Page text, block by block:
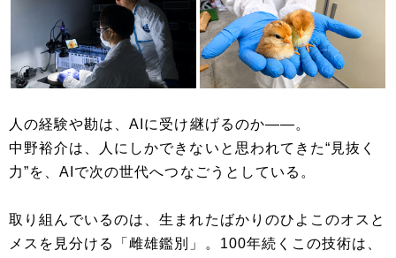
人の経験や勘は、AIに受け継げるのか――。
中野裕介は、人にしかできないと思われてきた“見抜く
力”を、AIで次の世代へつなごうとしている。
取り組んでいるのは、生まれたばかりのひよこのオスと
メスを見分ける「雌雄鑑別」。100年続くこの技術は、